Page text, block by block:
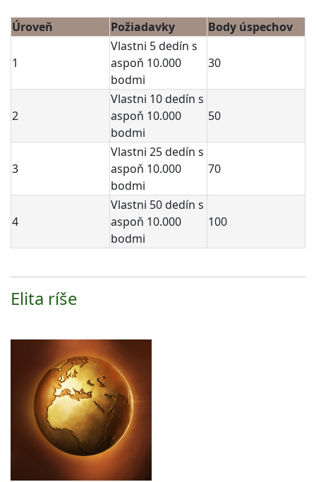
Úroveň Požiadavky Body úspechov
1
Vlastni 5 dedín s
aspoň 10.000
bodmi
30
2
Vlastni 10 dedín s
aspoň 10.000
bodmi
50
3
Vlastni 25 dedín s
aspoň 10.000
bodmi
70
4
Vlastni 50 dedín s
aspoň 10.000
bodmi
100
Elita ríše